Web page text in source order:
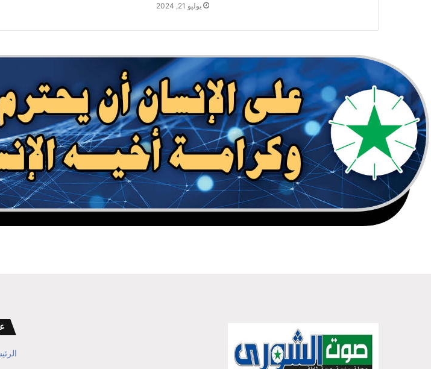
الموانئ السعودية
بحضور اتحاد القوى
تصدر تقريرا حقوقياً
يوليو 21, 2024